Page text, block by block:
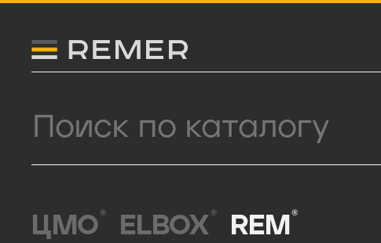
Логитип компании Remer
ЦМО ® ELBOX® REM ®